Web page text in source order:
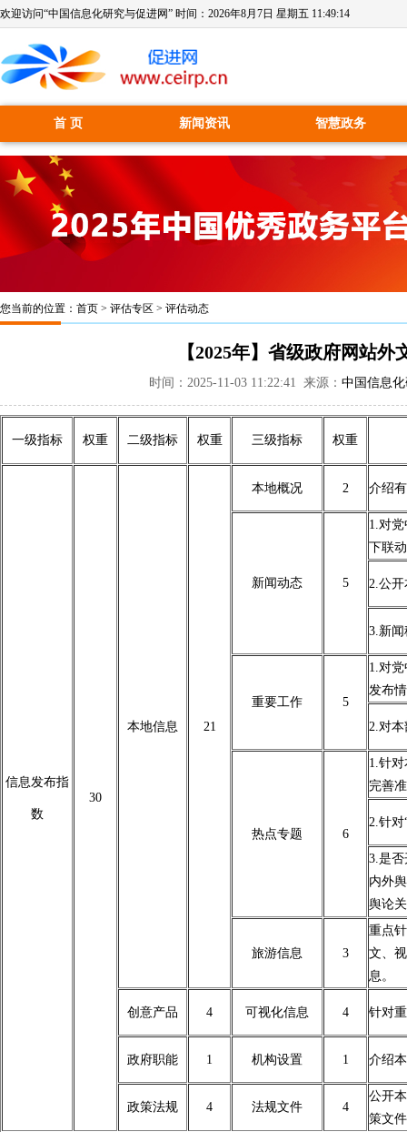
欢迎访问“中国信息化研究与促进网” 时间： 2026年8月7日 星期五 11:49:15
首 页 新闻资讯 智慧政务
您当前的位置： 首页 > 评估专区 > 评估动态
【2025年】省级政府网站
时间：2025-11-03 11:22:41 来源： 中国信息
一级指标 权重 二级指标 权重 三级指标 权重
信息发布指
数
30
本地信息 21
本地概况 2 介绍
新闻动态 5
1.对
下联
2.公
3.新
重要工作 5
1.对
发布
2.对
热点专题 6
1.针
完善
2.针对
3.是否
内外
舆论
旅游信息 3
重点
文、
息。
创意产品 4 可视化信息 4 针对
政府职能 1 机构设置 1 介绍
政策法规 4 法规文件 4
公开
策文